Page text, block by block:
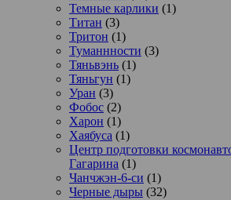
Темные карлики (1)
Титан (3)
Тритон (1)
Туманнности (3)
Тяньвэнь (1)
Тяньгун (1)
Уран (3)
Фобос (2)
Харон (1)
Хаябуса (1)
Центр подготовки
Гагарина (1)
Чанчжэн-6-си (1)
Черные дыры (32)